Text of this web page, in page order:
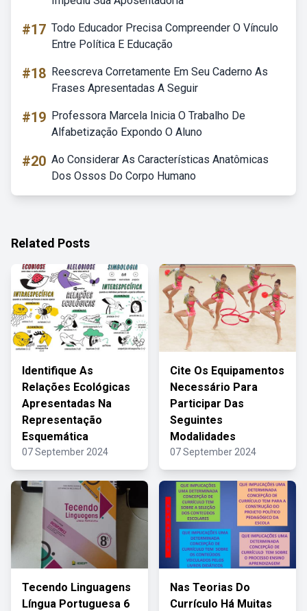
#17 Todo Educador Precisa Compreender O Vínculo
Entre Política E Educação
#18 Reescreva Corretamente Em Seu Caderno As
Frases Apresentadas A Seguir
#19 Professora Marcela Inicia O Trabalho De
Alfabetização Expondo O Aluno
#20 Ao Considerar As Características Anatômicas
Dos Ossos Do Corpo Humano
Related Posts
Identifique As
Relações Ecológicas
Apresentadas Na
Representação
Esquemática
07 September 2024
Cite Os Equipamentos
Necessário Para
Participar Das
Seguintes
Modalidades
07 September 2024
Tecendo Linguagens
Língua Portuguesa 6
Nas Teorias Do
Currículo Há Muitas